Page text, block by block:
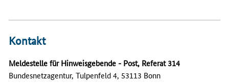
Kontakt
Meldestelle für Hinweisgebende - Post, Referat 314
Bundesnetzagentur, Tulpenfeld 4, 53113 Bonn